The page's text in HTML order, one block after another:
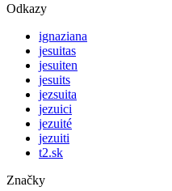
Odkazy
ignaziana
jesuitas
jesuiten
jesuits
jezsuita
jezuici
jezuité
jezuiti
t2.sk
Značky